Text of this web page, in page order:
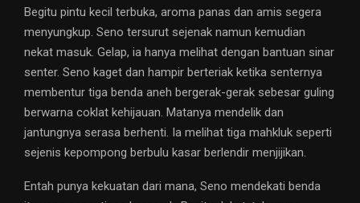
Begitu pintu kecil terbuka, aroma panas dan amis segera
menyungkup. Seno tersurut sejenak namun kemudian
nekat masuk. Gelap, ia hanya melihat dengan bantuan sinar
senter. Seno kaget dan hampir berteriak ketika senternya
membentur tiga benda aneh bergerak-gerak sebesar guling
berwarna coklat kehijauan. Matanya mendelik dan
jantungnya serasa berhenti. Ia melihat tiga mahkluk seperti
sejenis kepompong berbulu kasar berlendir menjijikan.
Entah punya kekuatan dari mana, Seno mendekati benda